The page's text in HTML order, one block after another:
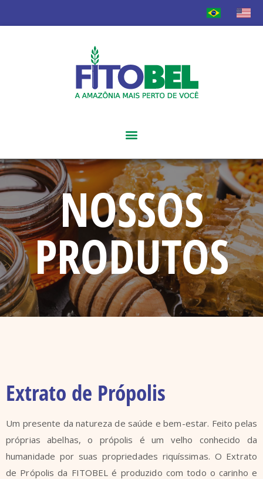
NOSSOS
PRODUTOS
Extrato de Própolis
Um presente da natureza de saúde e bem-estar. Feito pelas
próprias abelhas, o própolis é um velho conhecido da
humanidade por suas propriedades riquíssimas. O Extrato
de Própolis da FITOBEL é produzido com todo o carinho e